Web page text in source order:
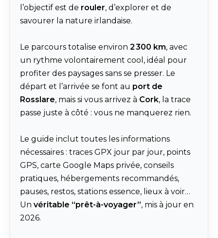
l’objectif est de rouler, d’explorer et de
savourer la nature irlandaise.
Le parcours totalise environ 2 300 km, avec
un rythme volontairement cool, idéal pour
profiter des paysages sans se presser. Le
départ et l’arrivée se font au port de
Rosslare, mais si vous arrivez à Cork, la trace
passe juste à côté : vous ne manquerez rien.
Le guide inclut toutes les informations
nécessaires : traces GPX jour par jour, points
GPS, carte Google Maps privée, conseils
pratiques, hébergements recommandés,
pauses, restos, stations essence, lieux à voir…
Un véritable “prêt-à-voyager”, mis à jour en
2026.